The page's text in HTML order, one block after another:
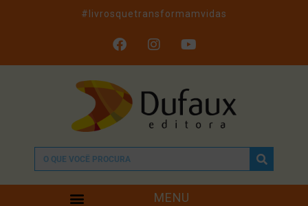
#livrosquetransformamvidas
MENU